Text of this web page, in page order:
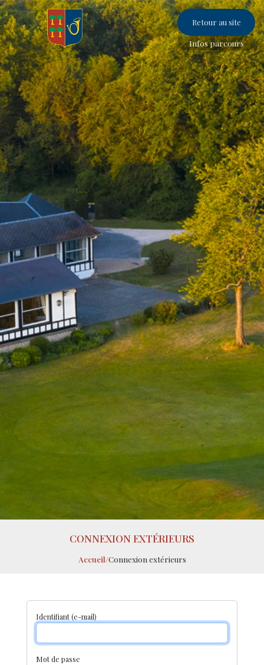
Retour au site
Infos parcours
CONNEXION EXTÉRIEURS
Accueil/Connexion extérieurs
Identifiant (e-mail)
Mot de passe